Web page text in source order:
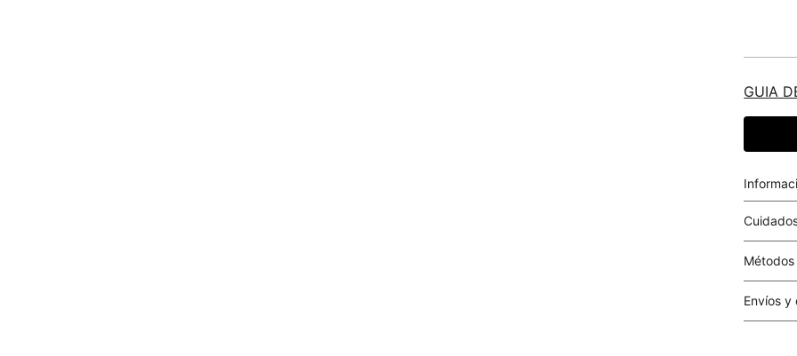
GUIA
Tarjetas
Envíos y